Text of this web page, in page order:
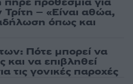
– «Είναι αθώα,
όπως και
Πότε μπορεί να
να επιβληθεί
τις γονικές παροχές